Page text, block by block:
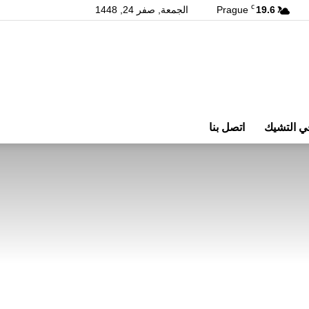
19.6
C
Prague الجمعة, صفر 24, 1448
اتصل بنا التشيك